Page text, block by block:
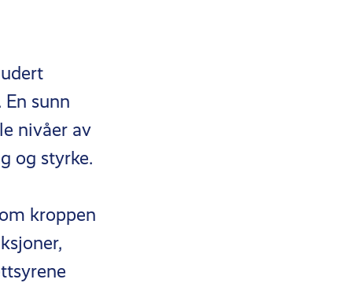
sunn
nivåer av
og styrke.
kroppen